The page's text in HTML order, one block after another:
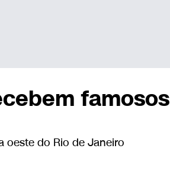
oeste do Rio de Janeiro